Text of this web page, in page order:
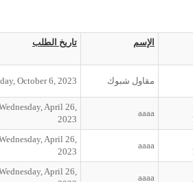
الإسم تاريخ الطلب
مقاول شبوك October 6, 2023
aaaa
April 26,
2023
aaaa
April 26,
2023
aaaa
April 26,